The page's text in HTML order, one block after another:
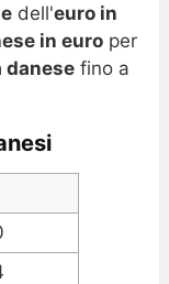
dell'euro in
in europer
danesefino a